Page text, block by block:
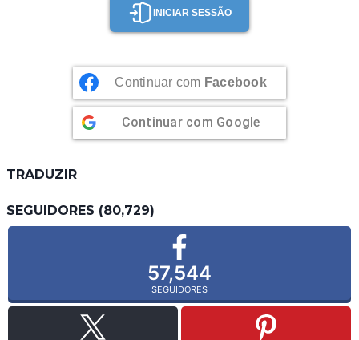
INICIAR SESSÃO
Continuar com Facebook
Continuar com Google
TRADUZIR
SEGUIDORES (80,729)
57,544
SEGUIDORES